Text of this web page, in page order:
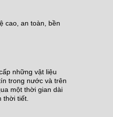
cao, an toàn, bền
những vật liệu
trong nước và trên
một thời gian dài
thời tiết.